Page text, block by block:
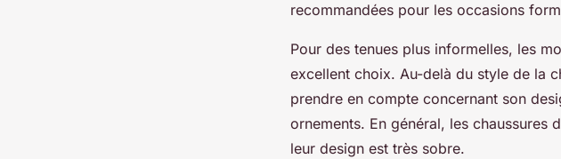
recommandées pour les occasions
Pour des tenues plus informelles, les
excellent choix. Au-delà du style de la
prendre en compte concernant son
ornements. En général, les
leur design est très sobre.